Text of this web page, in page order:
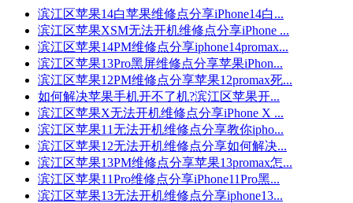
滨江区苹果14白苹果维修点分享iPhone14白...
滨江区苹果XSM无法开机维修点分享iPhone ...
滨江区苹果14PM维修点分享iphone14promax...
滨江区苹果13Pro黑屏维修点分享苹果iPhon...
滨江区苹果12PM维修点分享苹果12promax死...
如何解决苹果手机开不了机?滨江区苹果开...
滨江区苹果X无法开机维修点分享iPhone X ...
滨江区苹果11无法开机维修点分享教你ipho...
滨江区苹果12无法开机维修点分享如何解决...
滨江区苹果13PM维修点分享苹果13promax怎...
滨江区苹果11Pro维修点分享iPhone11Pro黑...
滨江区苹果13无法开机维修点分享iphone13...